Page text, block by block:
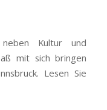
Kultur und
mit sich bringen
Lesen Sie